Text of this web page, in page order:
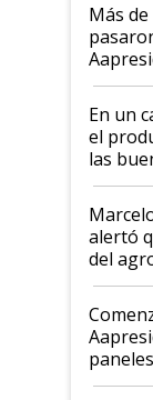
Más
suelo
En un
el
las
agro
"Los
alertó
del
"No es
las
años"
todas